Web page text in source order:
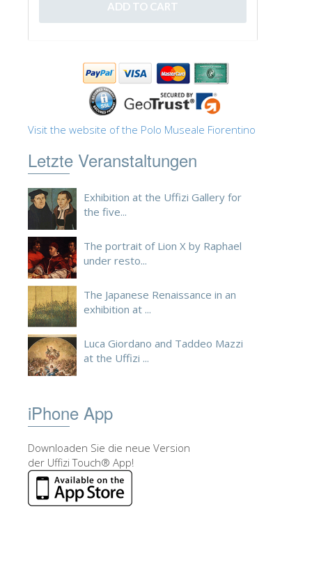
Visit the website of the Polo Museale Fiorentino
Letzte Veranstaltungen
Exhibition at the Uffizi Gallery for
the five...
The portrait of Lion X by Raphael
under resto...
The Japanese Renaissance in an
exhibition at ...
Luca Giordano and Taddeo Mazzi
at the Uffizi ...
iPhone App
Downloaden Sie die neue Version
der Uffizi Touch® App!